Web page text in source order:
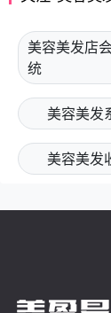
美容美发店
统
美容美发
美容美发